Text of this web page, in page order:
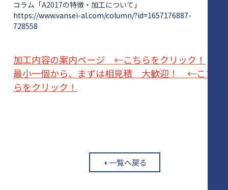
コラム「A2017の特徴・加工について」
https://www.vansei-al.com/column/?id=1657176887-
728558
加工内容の案内ページ ←こちらをクリック！
最小一個から、まずは相見積 大歓迎！ ←こち
らをクリック！
一覧へ戻る